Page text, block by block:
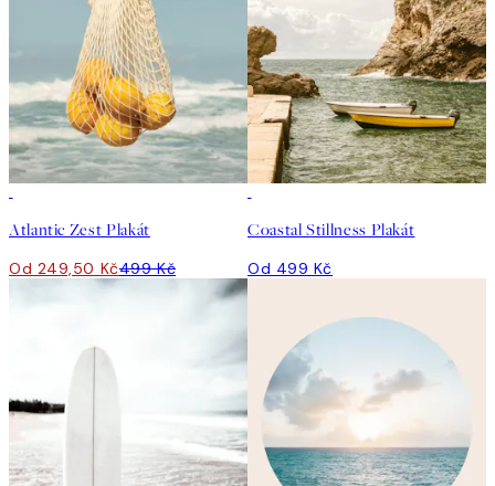
Atlantic Zest Plakát
Od 249,50 Kč499 Kč
Coastal Stillness Plakát
Od 499 Kč